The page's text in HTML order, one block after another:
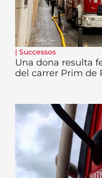
| Successos
Una dona resulta
del carrer Prim de